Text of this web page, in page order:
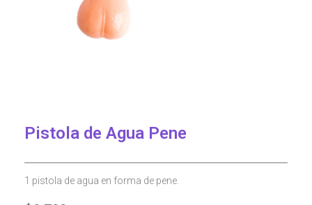
Pistola de Agua Pene
1 pistola de agua en forma de pene.